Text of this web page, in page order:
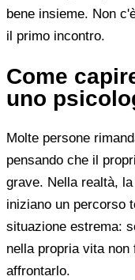
bene insieme. Non
il primo incontro.
Come
uno
Molte persone
pensando che il
grave. Nella realtà,
iniziano un percorso
situazione estrema:
nella propria vita
affrontarlo.